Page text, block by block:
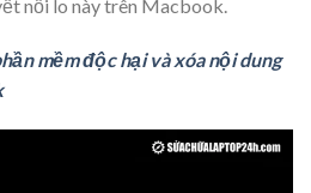
nỗi lo này trên Macbook.
mềm độc hại và xóa nội dung